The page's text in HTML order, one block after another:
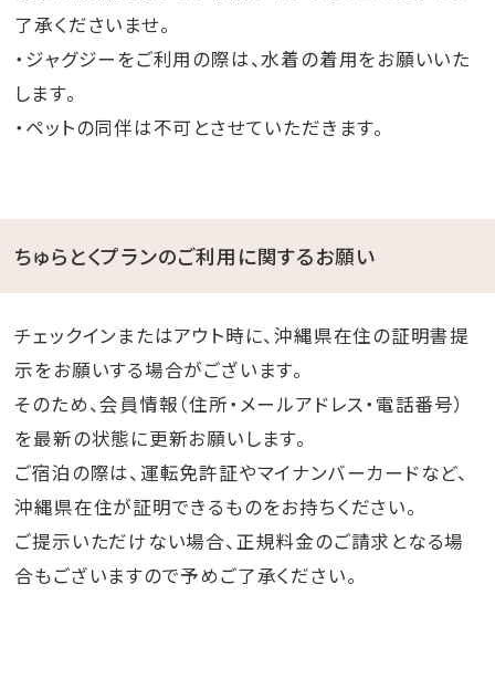
了承くださいませ。
・ジャグジーをご利用の際は、水着の着用をお願いいた
します。
・ペットの同伴は不可とさせていただきます。
ちゅらとくプランのご利用に関するお願い
チェックインまたはアウト時に、沖縄県在住の証明書提
示をお願いする場合がございます。
そのため、会員情報（住所・メールアドレス・電話番号）
を最新の状態に更新お願いします。
ご宿泊の際は、運転免許証やマイナンバーカードなど、
沖縄県在住が証明できるものをお持ちください。
ご提示いただけない場合、正規料金のご請求となる場
合もございますので予めご了承ください。